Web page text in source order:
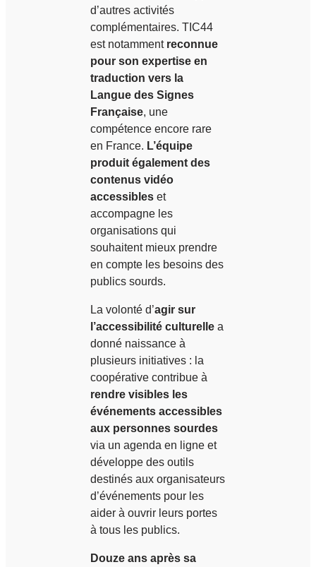
d’autres activités
complémentaires. TIC44
est notammentreconnue
pour son expertise en
traduction vers la
Langue des Signes
Française, une
compétence encore rare
en France. L’équipe
produit également des
contenus vidéo
accessibles et
accompagne les
organisations qui
souhaitent mieux prendre
en compte les besoins des
publics sourds.
La volonté d’agir sur
l’accessibilité culturelle a
donné naissance à
plusieurs initiatives : la
coopérative contribue à
rendre visibles les
événements accessibles
aux personnes sourdes
via un agenda en ligne et
développe des outils
destinés aux organisateurs
d’événements pour les
aider à ouvrir leurs portes
à tous les publics.
Douze ans après sa